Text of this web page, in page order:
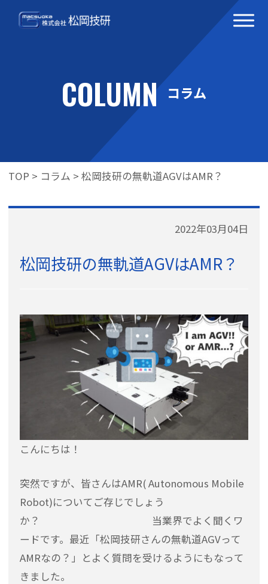
COLUMN コラム
TOP > コラム > 松岡技研の無軌道AGVはAMR？
2022年03月04日
松岡技研の無軌道AGVはAMR？
こんにちは！
突然ですが、皆さんはAMR( Autonomous Mobile
Robot)についてご存じでしょう
か？ 当業界でよく聞くワ
ードです。最近「松岡技研さんの無軌道AGVって
AMRなの？」とよく質問を受けるようにもなって
きました。